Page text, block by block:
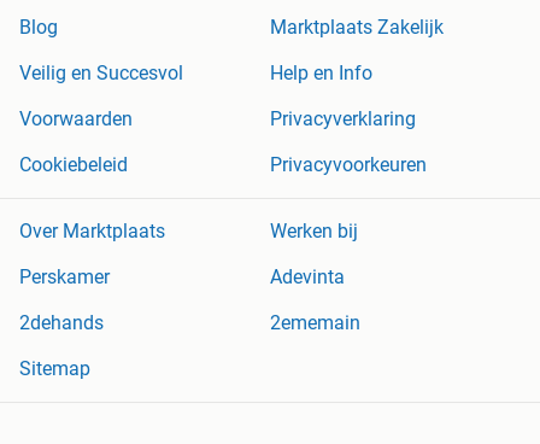
Blog
Marktplaats Zakelijk
Veilig en Succesvol
Help en Info
Voorwaarden
Privacyverklaring
Cookiebeleid
Privacyvoorkeuren
Over Marktplaats
Werken bij
Perskamer
Adevinta
2dehands
2ememain
Sitemap